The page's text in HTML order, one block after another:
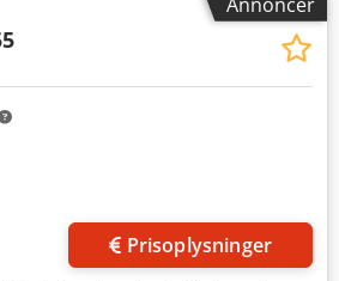
Prisoplysninger